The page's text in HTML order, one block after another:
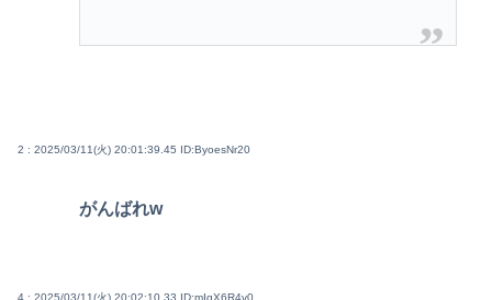
2 : 2025/03/11(火) 20:01:39.45 ID:ByoesNr20
がんばれw
4 : 2025/03/11(火) 20:02:10.33 ID:mIgX6R4v0